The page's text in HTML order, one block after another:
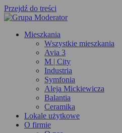
Przejdź do treści
Mieszkania
Wszystkie mieszkania
Avia 3
M | City
Industria
Symfonia
Aleja Mickiewicza
Balantia
Ceramika
Lokale użytkowe
O firmie